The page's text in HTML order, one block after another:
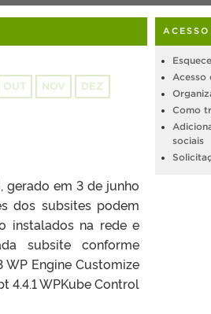
OUT NOV DEZ
gerado em 3 de junho
dos subsites podem
instalados na rede e
subsite conforme
WP Engine Customize
4.4.1 WPKube Control
Acesso
Como
sociais